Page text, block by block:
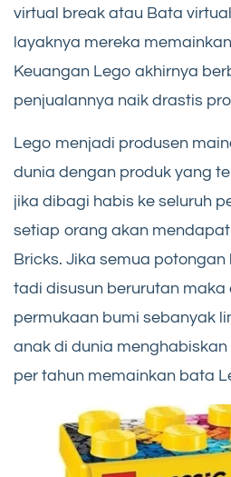
virtual break atau Bata
layaknya mereka
Keuangan Lego akhirnya
penjualannya naik drastis
Lego menjadi produsen
dunia dengan produk yang
jika dibagi habis ke seluruh
setiap orang akan
Bricks. Jika semua
tadi disusun berurutan
permukaan bumi sebanyak
anak di dunia
per tahun memainkan bata